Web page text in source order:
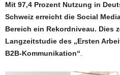
Mit 97,4 Prozent Nutzung in
Schweiz erreicht die Social
Bereich ein Rekordniveau. Dies
Langzeitstudie des „Ersten
B2B-Kommunikation“